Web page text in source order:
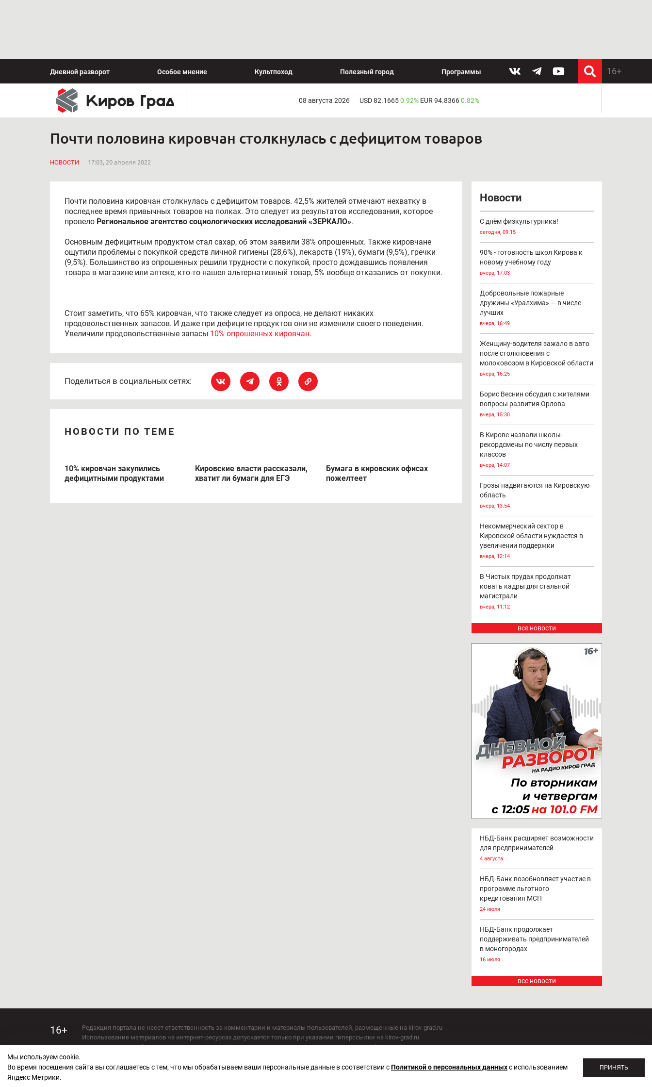
Дневной разворот Особое мнение Культпоход Полезный город Программы
08 августа 2026 USD 82.16650.92% EUR 94.83660.82%
Почти половина кировчан столкнулась с дефицитом товаров
НОВОСТИ 17:03, 20 апреля 2022
Почти половина кировчан столкнулась с дефицитом товаров. 42,5% жителей отмечают нехватку в
последнее время привычных товаров на полках. Это следует из результатов исследования, которое
провело Региональное агентство социологических исследований «ЗЕРКАЛО».
Основным дефицитным продуктом стал сахар, об этом заявили 38% опрошенных. Также кировчане
ощутили проблемы с покупкой средств личной гигиены (28,6%), лекарств (19%), бумаги (9,5%), гречки
(9,5%). Большинство из опрошенных решили трудности с покупкой, просто дождавшись появления
товара в магазине или аптеке, кто-то нашел альтернативный товар, 5% вообще отказались от покупки.
Стоит заметить, что 65% кировчан, что также следует из опроса, не делают никаких
продовольственных запасов. И даже при дефиците продуктов они не изменили своего поведения.
Увеличили продовольственные запасы 10% опрошенных кировчан.
Поделиться в социальных сетях:
НОВОСТИ ПО ТЕМЕ
10% кировчан закупились
дефицитными продуктами
Кировские власти рассказали,
хватит ли бумаги для ЕГЭ
Бумага в кировских офисах
пожелтеет
Новости
С днём физкультурника!
сегодня, 09:15
90% - готовность школ Кирова к
новому учебному году
вчера, 17:03
Добровольные пожарные
дружины «Уралхима» — в числе
лучших
вчера, 16:49
Женщину-водителя зажало в авто
после столкновения с
молоковозом в Кировской области
вчера, 16:25
Борис Веснин обсудил с жителями
вопросы развития Орлова
вчера, 15:30
В Кирове назвали школы-
рекордсмены по числу первых
классов
вчера, 14:07
Грозы надвигаются на Кировскую
область
вчера, 13:54
Некоммерческий сектор в
Кировской области нуждается в
увеличении поддержки
вчера, 12:14
В Чистых прудах продолжат
ковать кадры для стальной
магистрали
вчера, 11:12
все новости
НБД-Банк расширяет возможности
для предпринимателей
4 августа
НБД-Банк возобновляет участие в
программе льготного
кредитования МСП
24 июля
НБД-Банк продолжает
поддерживать предпринимателей
в моногородах
16 июля
все новости
16+
Редакция портала не несет ответственность за комментарии и материалы пользователей, размещенные на kirov-grad.ru
Использование материалов на интернет-ресурсах допускается только при указании гиперссылки на kirov-grad.ru
Использование любых материалов настоящего СМИ допускается только при указании на ресурс: kirov-grad.ru
СМИ зарегистрировано Федеральной службой по надзору в сфере связи, информационных технологий и массовых коммуникаций 20.07.2018. Регистрационный номер ЭЛ №
Мы используем cookie.
Во время посещения сайта вы соглашаетесь с тем, что мы обрабатываем ваши персональные данные в соответствии сПолитикой о персональных данныхс использованием
Яндекс Метрики.
ПРИНЯТЬ